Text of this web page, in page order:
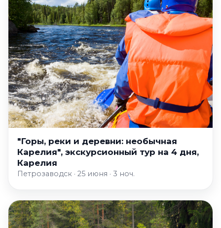
"Горы, реки и деревни: необычная
Карелия", экскурсионный тур на 4 дня,
Карелия
Петрозаводск · 25 июня · 3 ноч.